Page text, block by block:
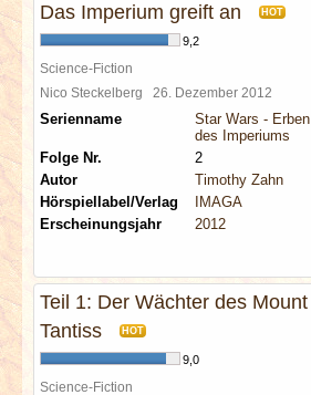
Das Imperium greift an HOT
9,2
Science-Fiction
Nico Steckelberg 26. Dezember 2012
Serienname
Star Wars - Erben
des Imperiums
Folge Nr.
2
Autor
Timothy Zahn
Hörspiellabel/Verlag
IMAGA
Erscheinungsjahr
2012
Teil 1: Der Wächter des Mount
Tantiss
HOT
9,0
Science-Fiction